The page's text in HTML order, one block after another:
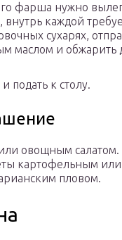
фарша нужно
каждой
сухарях,
маслом и обжарить
подать к столу.
овощным салатом.
картофельным
пловом.